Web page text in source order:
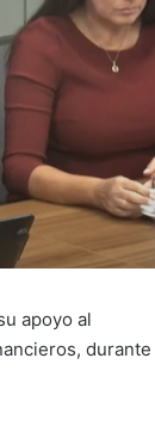
apoyo al
durante